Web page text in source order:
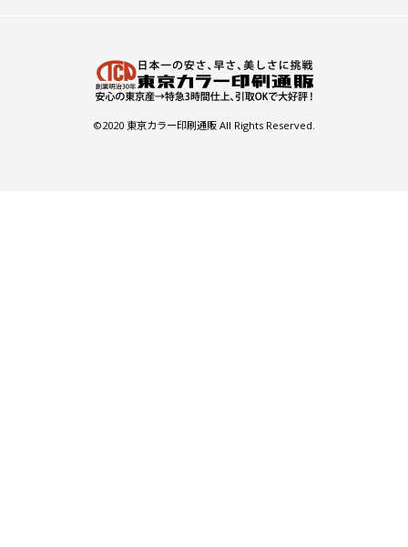
©2020 東京カラー印刷通販 All Rights Reserved.